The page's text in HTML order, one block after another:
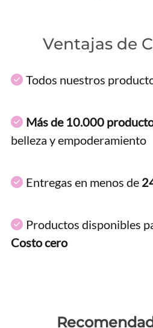
Ventajas de
Todos nuestros
Más de 10.000
belleza y empoderamiento
Entregas en menos de
Productos disponibles
Costo cero